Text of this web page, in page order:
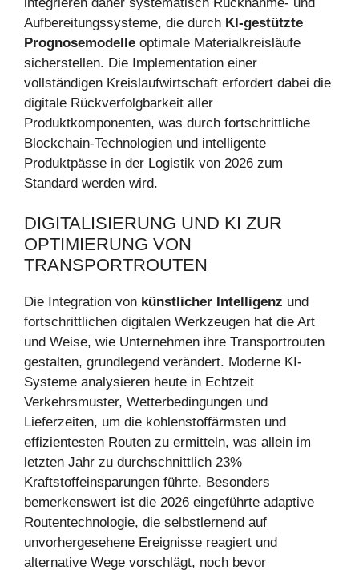
Aufbereitungssysteme, die durch KI-gestützte
Prognosemodelle optimale Materialkreisläufe
sicherstellen. Die Implementation einer
vollständigen Kreislaufwirtschaft erfordert dabei die
digitale Rückverfolgbarkeit aller
Produktkomponenten, was durch fortschrittliche
Blockchain-Technologien und intelligente
Produktpässe in der Logistik von 2026 zum
Standard werden wird.
DIGITALISIERUNG UND KI ZUR
OPTIMIERUNG VON
TRANSPORTROUTEN
Die Integration von künstlicher Intelligenz und
fortschrittlichen digitalen Werkzeugen hat die Art
und Weise, wie Unternehmen ihre Transportrouten
gestalten, grundlegend verändert. Moderne KI-
Systeme analysieren heute in Echtzeit
Verkehrsmuster, Wetterbedingungen und
Lieferzeiten, um die kohlenstoffärmsten und
effizientesten Routen zu ermitteln, was allein im
letzten Jahr zu durchschnittlich 23%
Kraftstoffeinsparungen führte. Besonders
bemerkenswert ist die 2026 eingeführte adaptive
Routentechnologie, die selbstlernend auf
unvorhergesehene Ereignisse reagiert und
alternative Wege vorschlägt, noch bevor